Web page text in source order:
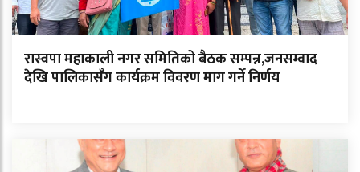
रास्वपा महाकाली नगर समितिको बैठक सम्पन्न,जनसम्वाद
देखि पालिकासँग कार्यक्रम विवरण माग गर्ने निर्णय